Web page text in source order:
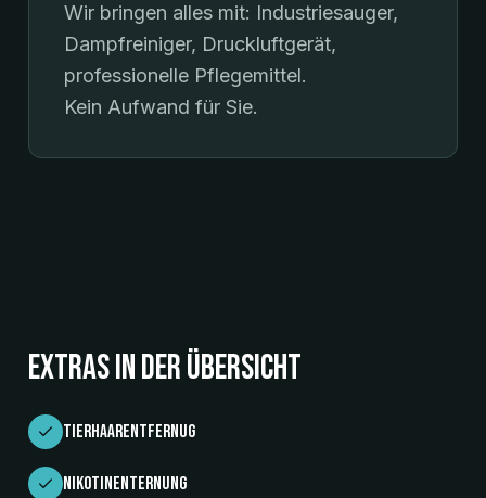
Wir bringen alles mit: Industriesauger,
Dampfreiniger, Druckluftgerät,
professionelle Pflegemittel.
Kein Aufwand für Sie.
Extras in der Übersicht
Tierhaarentfernug
Nikotinenternung